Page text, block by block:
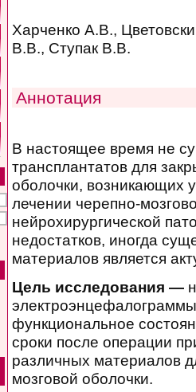
Харченко А.В.,
В.В., Ступак В.В.
Аннотация
В настоящее время не
трансплантатов для
оболочки, возникающих
лечении черепно-
нейрохирургической
недостатков, иногда
материалов является
Цель исследования —
функциональное
сроки после операции
различных материалов
мозговой оболочки.